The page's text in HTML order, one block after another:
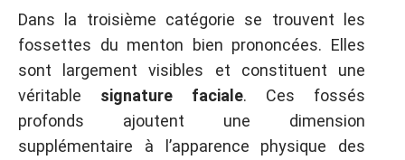
Dans la troisième catégorie se trouvent les
fossettes du menton bien prononcées. Elles
sont largement visibles et constituent une
véritable signature faciale. Ces fossés
profonds ajoutent une dimension
supplémentaire à l’apparence physique des